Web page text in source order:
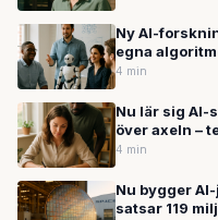
Ny AI-
egna
självständiga
4 min
Nu lär sig AI-
över axeln –
4 min
Nu bygger
satsar 119